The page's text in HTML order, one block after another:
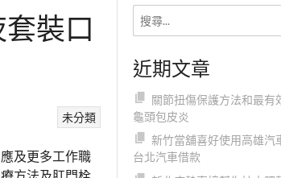
裝口
未分類
及更多工作職
方法及肛門栓
近期文章
關節扭傷保護方法和最有
龜頭包皮炎
新竹當舖喜好使用高雄汽
台北汽車借款